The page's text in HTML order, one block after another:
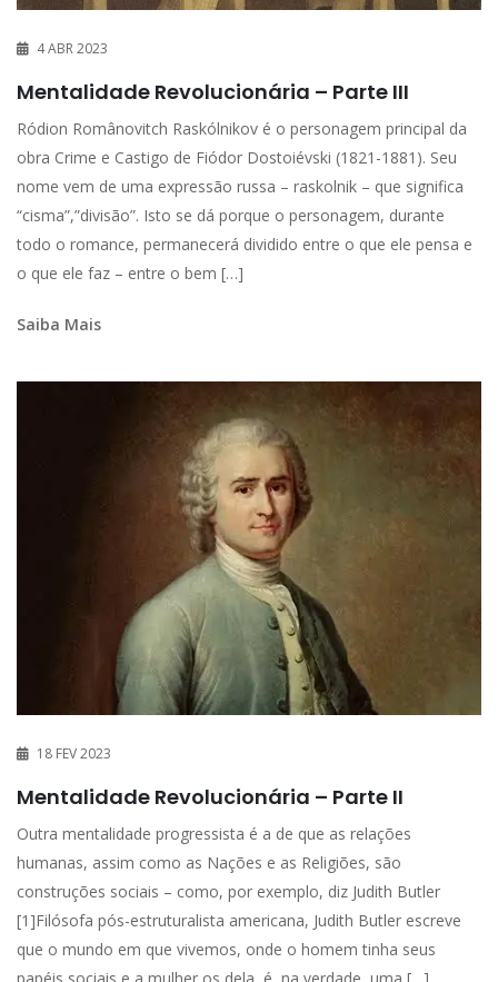
4 ABR 2023
Mentalidade Revolucionária – Parte III
Ródion Românovitch Raskólnikov é o personagem principal da
obra Crime e Castigo de Fiódor Dostoiévski (1821-1881). Seu
nome vem de uma expressão russa – raskolnik – que significa
“cisma”,”divisão”. Isto se dá porque o personagem, durante
todo o romance, permanecerá dividido entre o que ele pensa e
o que ele faz – entre o bem […]
Saiba Mais
18 FEV 2023
Mentalidade Revolucionária – Parte II
Outra mentalidade progressista é a de que as relações
humanas, assim como as Nações e as Religiões, são
construções sociais – como, por exemplo, diz Judith Butler
[1]Filósofa pós-estruturalista americana, Judith Butler escreve
que o mundo em que vivemos, onde o homem tinha seus